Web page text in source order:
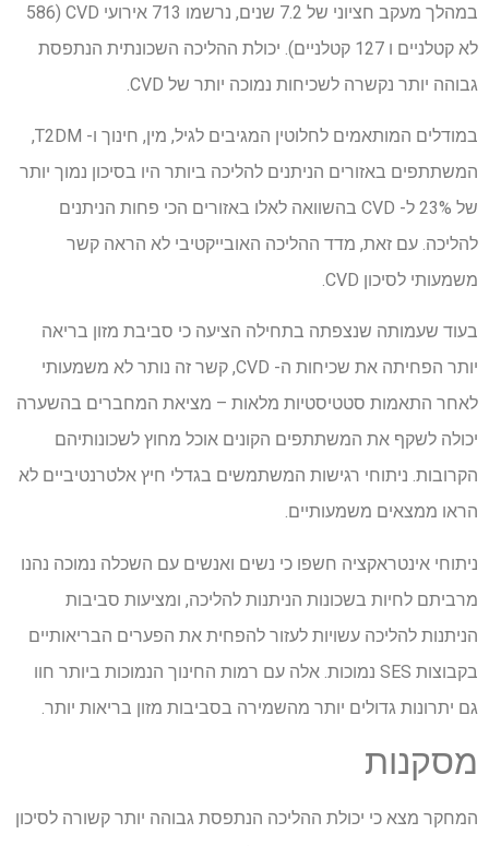
במהלך מעקב חציוני של 7.2 שנים, נרשמו 713 אירועי CVD (586
לא קטלניים ו 127 קטלניים). יכולת ההליכה השכונתית הנתפסת
גבוהה יותר נקשרה לשכיחות נמוכה יותר של CVD.
במודלים המותאמים לחלוטין המגיבים לגיל, מין, חינוך ו- T2DM,
המשתתפים באזורים הניתנים להליכה ביותר היו בסיכון נמוך יותר
של 23% ל- CVD בהשוואה לאלו באזורים הכי פחות הניתנים
להליכה. עם זאת, מדד ההליכה האובייקטיבי לא הראה קשר
משמעותי לסיכון CVD.
בעוד שעמותה שנצפתה בתחילה הציעה כי סביבת מזון בריאה
יותר הפחיתה את שכיחות ה- CVD, קשר זה נותר לא משמעותי
לאחר התאמות סטטיסטיות מלאות – מציאת המחברים בהשערה
יכולה לשקף את המשתתפים הקונים אוכל מחוץ לשכונותיהם
הקרובות. ניתוחי רגישות המשתמשים בגדלי חיץ אלטרנטיביים לא
הראו ממצאים משמעותיים.
ניתוחי אינטראקציה חשפו כי נשים ואנשים עם השכלה נמוכה נהנו
מרביתם לחיות בשכונות הניתנות להליכה, ומציעות סביבות
הניתנות להליכה עשויות לעזור להפחית את הפערים הבריאותיים
בקבוצות SES נמוכות. אלה עם רמות החינוך הנמוכות ביותר חוו
גם יתרונות גדולים יותר מהשמירה בסביבות מזון בריאות יותר.
מסקנות
המחקר מצא כי יכולת ההליכה הנתפסת גבוהה יותר קשורה לסיכון